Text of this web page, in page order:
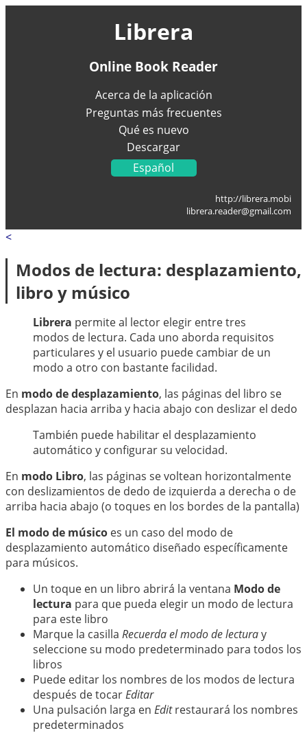
Librera
Online Book Reader
Acerca de la aplicación
Preguntas más frecuentes
Qué es nuevo
Descargar
Español
Portugal
http://librera.mobi
librera.reader@gmail.com
<
Modos de lectura: desplazamiento,
libro y músico
Librera permite al lector elegir entre tres
modos de lectura. Cada uno aborda requisitos
particulares y el usuario puede cambiar de un
modo a otro con bastante facilidad.
En modo de desplazamiento, las páginas del libro se
desplazan hacia arriba y hacia abajo con deslizar el dedo
También puede habilitar el desplazamiento
automático y configurar su velocidad.
En modo Libro, las páginas se voltean horizontalmente
con deslizamientos de dedo de izquierda a derecha o de
arriba hacia abajo (o toques en los bordes de la pantalla)
El modo de músico es un caso del modo de
desplazamiento automático diseñado específicamente
para músicos.
Un toque en un libro abrirá la ventana Modo de
lectura para que pueda elegir un modo de lectura
para este libro
Marque la casilla Recuerda el modo de lecturay
seleccione su modo predeterminado para todos los
libros
Puede editar los nombres de los modos de lectura
después de tocarEditar
Una pulsación larga en Editrestaurará los nombres
predeterminados